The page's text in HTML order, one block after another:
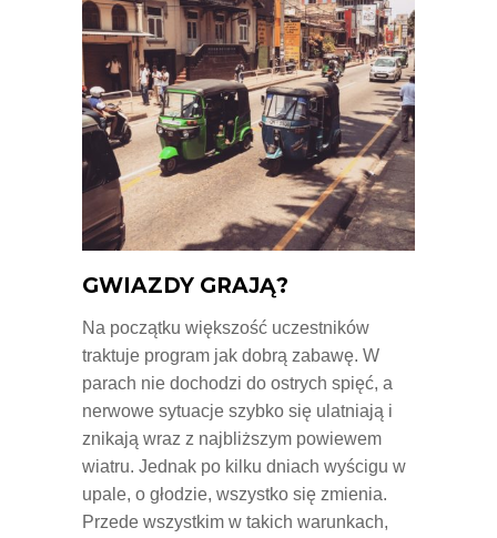
GWIAZDY GRAJĄ?
Na początku większość uczestników
traktuje program jak dobrą zabawę. W
parach nie dochodzi do ostrych spięć, a
nerwowe sytuacje szybko się ulatniają i
znikają wraz z najbliższym powiewem
wiatru. Jednak po kilku dniach wyścigu w
upale, o głodzie, wszystko się zmienia.
Przede wszystkim w takich warunkach,